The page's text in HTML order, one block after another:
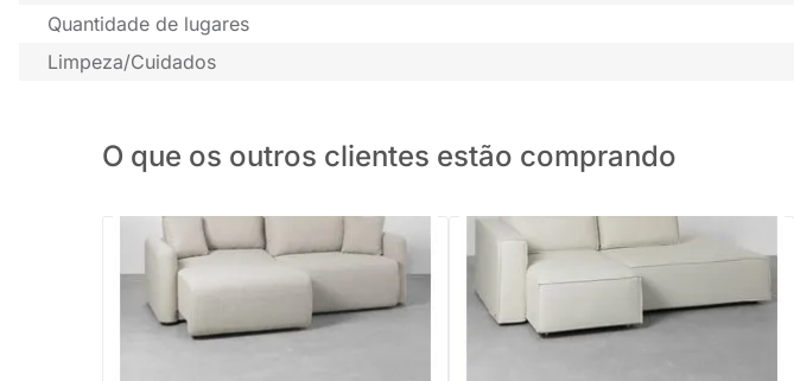
Quantidade de lugares
Limpeza/Cuidados
O que os outros clientes estão comprando
PRONTA ENTREGA
Sofá Bali Retrátil Trigo
PRONTA ENTREGA
Sofá Mango Retrátil Reclinável com Braço
Direito Bege Cru